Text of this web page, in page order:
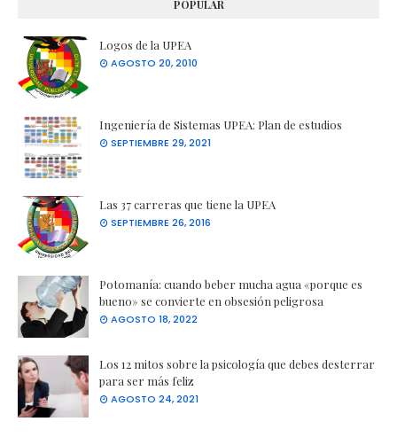
POPULAR
Logos de la UPEA
AGOSTO 20, 2010
Ingeniería de Sistemas UPEA: Plan de estudios
SEPTIEMBRE 29, 2021
Las 37 carreras que tiene la UPEA
SEPTIEMBRE 26, 2016
Potomanía: cuando beber mucha agua «porque es
bueno» se convierte en obsesión peligrosa
AGOSTO 18, 2022
Los 12 mitos sobre la psicología que debes desterrar
para ser más feliz
AGOSTO 24, 2021